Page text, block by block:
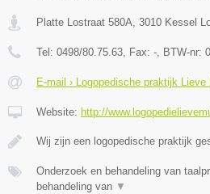
Platte Lostraat 580A, 3010 Kessel
Tel: 0498/80.75.63, Fax: -, BTW-nr:
E-mail › Logopedische praktijk Lieve
Website: http://
Wij zijn een logopedische praktijk
Onderzoek en behandeling van
behandeling van ▼